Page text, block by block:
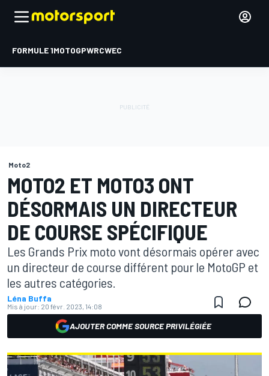
FORMULE 1MOTOGPWRCWEC
Moto2
MOTO2 ET MOTO3 ONT
DÉSORMAIS UN DIRECTEUR
DE COURSE SPÉCIFIQUE
Les Grands Prix moto vont désormais opérer avec
un directeur de course différent pour le MotoGP et
les autres catégories.
Léna Buffa
Mis à jour: 20 févr. 2023, 14:08
AJOUTER COMME SOURCE PRIVILÉGIÉE